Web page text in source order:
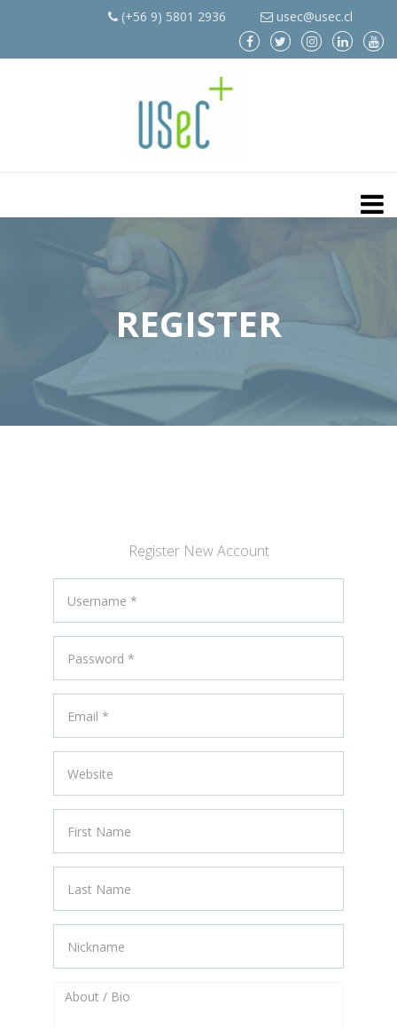
(+56 9) 5801 2936 usec@usec.cl
REGISTER
Register New Account